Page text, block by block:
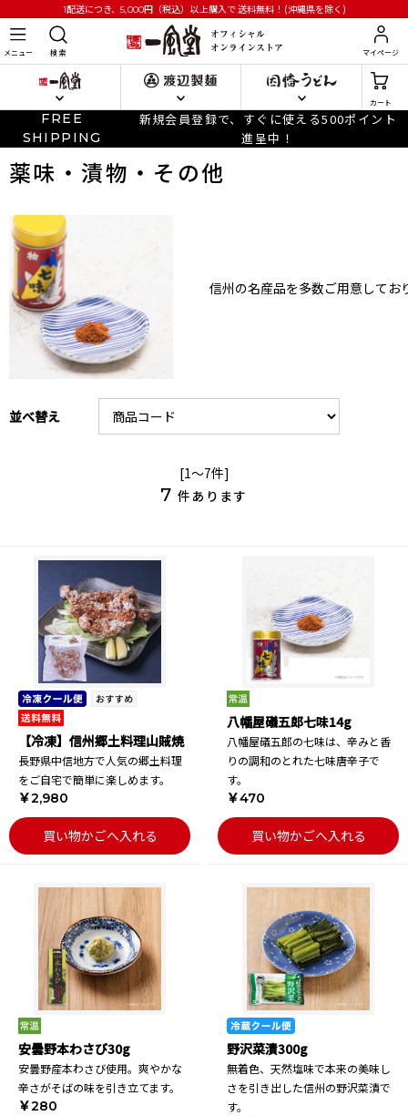
1配送につき、5,000円 （税込）以上購入で送料無料！(沖縄県を除く)
メニュー 検 索 マイページ
カート
FREE
SHIPPING
新規会員登録で、すぐに使える500ポイント
進呈中！
薬味・漬物・その他
信州の名産品を多数ご用意してお
並べ替え
[1～7件]
7 件あります
【冷凍】信州郷土料理山賊焼
長野県中信地方で人気の郷土料理
をご自宅で簡単に楽しめます。
￥2,980
買い物かごへ入れる
八幡屋礒五郎七味14g
八幡屋礒五郎の七味は、辛みと香
りの調和のとれた七味唐辛子で
す。
￥470
買い物かごへ入れる
安曇野本わさび30g
安曇野産本わさび使用。爽やかな
辛さがそばの味を引き立てます。
￥280
野沢菜漬300g
無着色、天然塩味で本来の美味し
さを引き出した信州の野沢菜漬で
す。